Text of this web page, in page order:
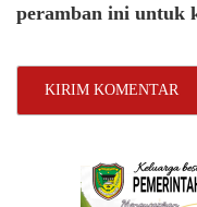
peramban ini untuk